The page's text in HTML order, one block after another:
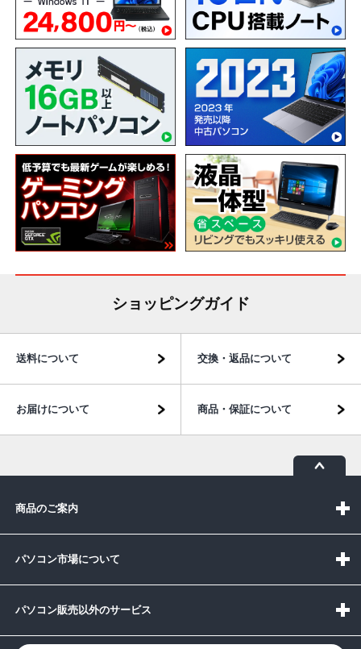
ショッピングガイド
送料について 交換・返品について
お届けについて 商品・保証について
商品のご案内
パソコン市場について
パソコン販売以外のサービス